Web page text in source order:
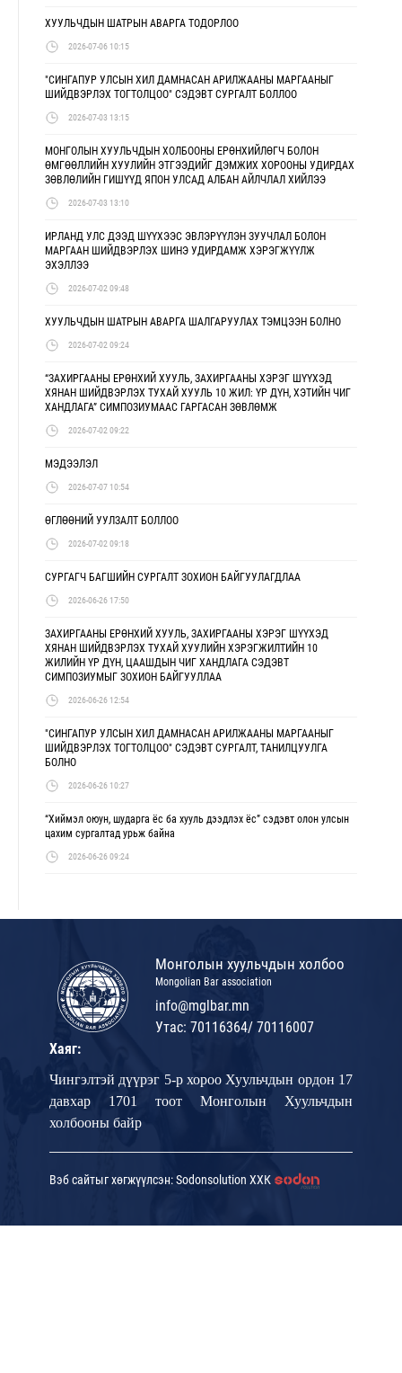
ХУУЛЬЧДЫН ШАТРЫН АВАРГА ТОДОРЛОО
2026-07-06 10:15
"СИНГАПУР УЛСЫН ХИЛ ДАМНАСАН АРИЛЖААНЫ МАРГААНЫГ
ШИЙДВЭРЛЭХ ТОГТОЛЦОО" СЭДЭВТ СУРГАЛТ БОЛЛОО
2026-07-03 13:15
МОНГОЛЫН ХУУЛЬЧДЫН ХОЛБООНЫ ЕРӨНХИЙЛӨГЧ БОЛОН
ӨМГӨӨЛЛИЙН ХУУЛИЙН ЭТГЭЭДИЙГ ДЭМЖИХ ХОРООНЫ УДИРДАХ
ЗӨВЛӨЛИЙН ГИШҮҮД ЯПОН УЛСАД АЛБАН АЙЛЧЛАЛ ХИЙЛЭЭ
2026-07-03 13:10
ИРЛАНД УЛС ДЭЭД ШҮҮХЭЭС ЭВЛЭРҮҮЛЭН ЗУУЧЛАЛ БОЛОН
МАРГААН ШИЙДВЭРЛЭХ ШИНЭ УДИРДАМЖ ХЭРЭГЖҮҮЛЖ
ЭХЭЛЛЭЭ
2026-07-02 09:48
ХУУЛЬЧДЫН ШАТРЫН АВАРГА ШАЛГАРУУЛАХ ТЭМЦЭЭН БОЛНО
2026-07-02 09:24
“ЗАХИРГААНЫ ЕРӨНХИЙ ХУУЛЬ, ЗАХИРГААНЫ ХЭРЭГ ШҮҮХЭД
ХЯНАН ШИЙДВЭРЛЭХ ТУХАЙ ХУУЛЬ 10 ЖИЛ: ҮР ДҮН, ХЭТИЙН ЧИГ
ХАНДЛАГА” СИМПОЗИУМААС ГАРГАСАН ЗӨВЛӨМЖ
2026-07-02 09:22
МЭДЭЭЛЭЛ
2026-07-07 10:54
ӨГЛӨӨНИЙ УУЛЗАЛТ БОЛЛОО
2026-07-02 09:18
СУРГАГЧ БАГШИЙН СУРГАЛТ ЗОХИОН БАЙГУУЛАГДЛАА
2026-06-26 17:50
ЗАХИРГААНЫ ЕРӨНХИЙ ХУУЛЬ, ЗАХИРГААНЫ ХЭРЭГ ШҮҮХЭД
ХЯНАН ШИЙДВЭРЛЭХ ТУХАЙ ХУУЛИЙН ХЭРЭГЖИЛТИЙН 10
ЖИЛИЙН ҮР ДҮН, ЦААШДЫН ЧИГ ХАНДЛАГА СЭДЭВТ
СИМПОЗИУМЫГ ЗОХИОН БАЙГУУЛЛАА
2026-06-26 12:54
"СИНГАПУР УЛСЫН ХИЛ ДАМНАСАН АРИЛЖААНЫ МАРГААНЫГ
ШИЙДВЭРЛЭХ ТОГТОЛЦОО" СЭДЭВТ СУРГАЛТ, ТАНИЛЦУУЛГА
БОЛНО
2026-06-26 10:27
“Хиймэл оюун, шударга ёс ба хууль дээдлэх ёс” сэдэвт олон улсын
цахим сургалтад урьж байна
2026-06-26 09:24
Монголын хуульчдын холбоо
Mongolian Bar association
info@mglbar.mn
Утас: 70116364/ 70116007
Хаяг:
Чингэлтэй дүүрэг 5-р хороо Хуульчдын ордон 17
давхар 1701 тоот Монголын Хуульчдын
холбооны байр
Вэб сайтыг хөгжүүлсэн: Sodonsolution ХХК